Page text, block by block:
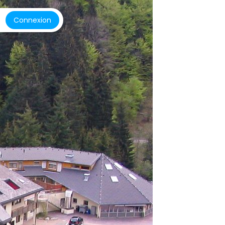
Connexion